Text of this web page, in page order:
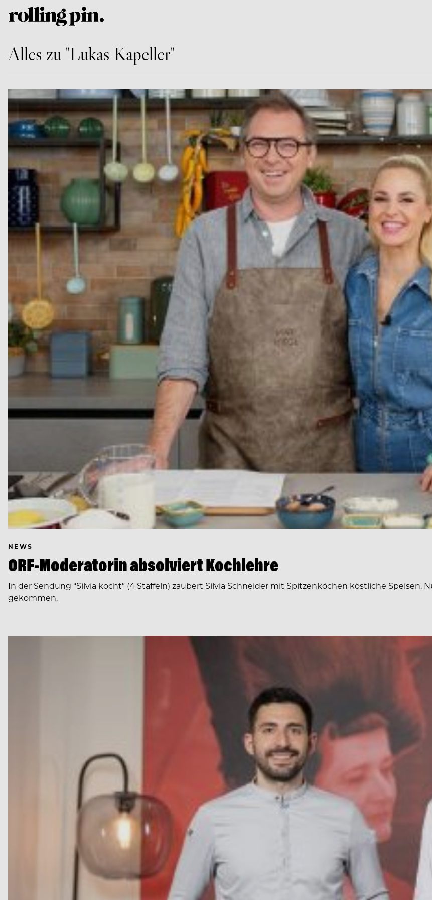
Alles zu "Lukas Kapeller"
NEWS
ORF-Moderatorin absolviert Kochlehre
In der Sendung “Silvia kocht” (4 Staffeln) zaubert Silvia Schneider mit Spitzenköchen köstliche Speisen.
gekommen.